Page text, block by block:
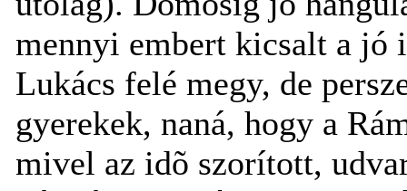
mennyi embert kicsalt a jó
Lukács felé megy, de
gyerekek, naná, hogy a
mivel az idõ szorított,